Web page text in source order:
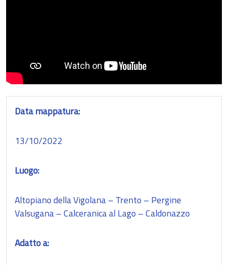
Data mappatura:
13/10/2022
Luogo:
Altopiano della Vigolana – Trento – Pergine
Valsugana – Calceranica al Lago – Caldonazzo
Adatto a: